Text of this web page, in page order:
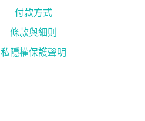
付款方式
條款與細則
私隱權保護聲明